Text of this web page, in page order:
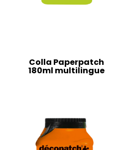
Colla Paperpatch
180ml multilingue